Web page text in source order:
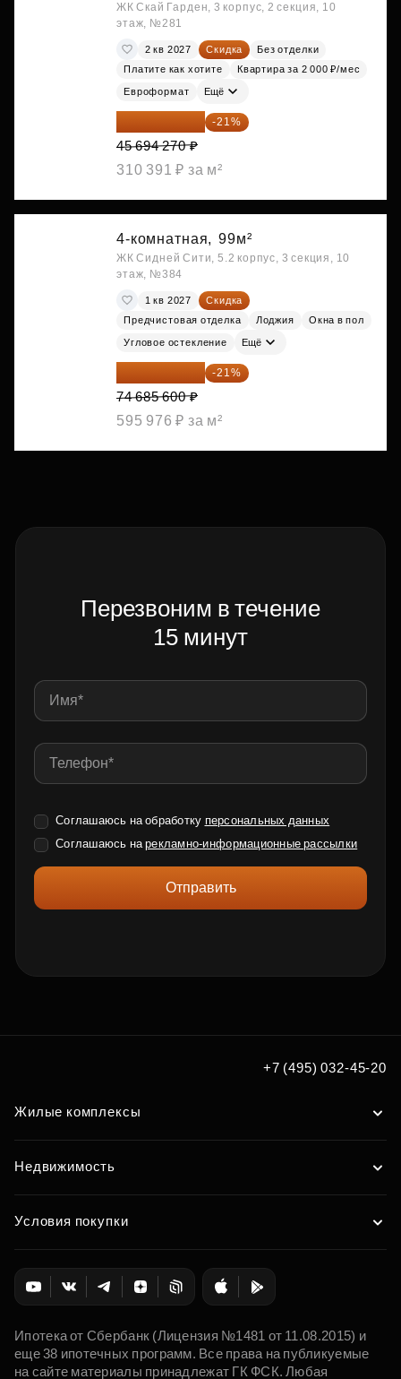
ЖК Скай Гарден, 3 корпус, 2 секция, 10
этаж, №281
2 кв 2027 Скидка
Без отделки
Платите как хотите
Квартира за 2 000 ₽/мес
Евроформат Ещё
36 098 473 ₽ -21%
45 694 270 ₽
310 391 ₽ за м²
4-комнатная, 99м²
ЖК Сидней Сити, 5.2 корпус, 3 секция, 10
этаж, №384
1 кв 2027
Скидка
Предчистовая отделка
Лоджия Окна в пол
Угловое остекление Ещё
59 001 624 ₽ -21%
74 685 600 ₽
595 976 ₽ за м²
Перезвоним в течение
15 минут
Соглашаюсь на обработку персональных данных
Соглашаюсь нарекламно-информационные рассылки
Отправить
+7 (495) 032-45-20
Жилые комплексы
Недвижимость
Условия покупки
Ипотека от Сбербанк (Лицензия №1481 от 11.08.2015) и
еще 38 ипотечных программ. Все права на публикуемые
на сайте материалы принадлежат ГК ФСК. Любая